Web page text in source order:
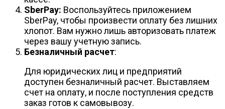
SberPay: Воспользуйтесь приложением
SberPay, чтобы произвести оплату без лишних
хлопот. Вам нужно лишь авторизовать платеж
через вашу учетную запись.
Безналичный расчет:
Для юридических лиц и предприятий
доступен безналичный расчет. Выставляем
счет на оплату, и после поступления средств
заказ готов к самовывозу.